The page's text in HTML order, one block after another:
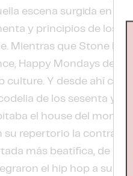
escena surgida en
y principios de los
Mientras que Stone
Happy Mondays
culture. Y desde ahí
de los sesenta y
el house del
su repertorio la
más beatífica, de paz
el hip hop a su